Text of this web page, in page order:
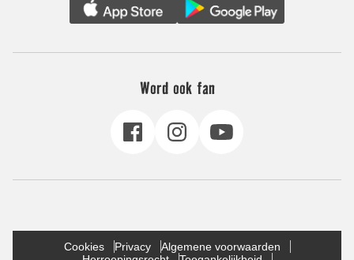
Word ook fan
Cookies Privacy
Algemene voorwaarden